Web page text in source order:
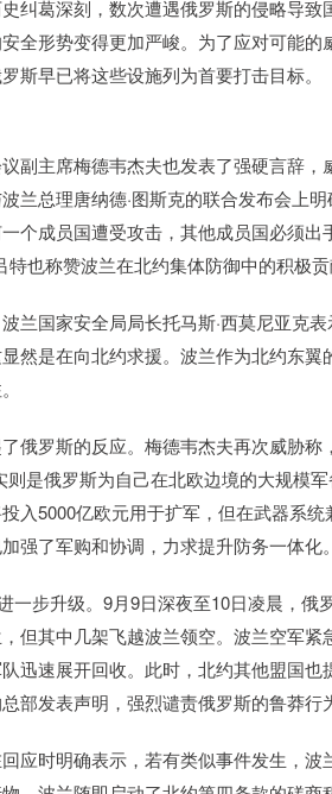
纠葛深刻，数次遭遇俄罗斯的侵略导
全形势变得更加严峻。为了应对可能
斯早已将这些设施列为首要打击目标。
副主席梅德韦杰夫也发表了强硬言辞
兰总理唐纳德·图斯克的联合发布会上
个成员国遭受攻击，其他成员国必须
也称赞波兰在北约集体防御中的积极贡
兰国家安全局局长托马斯·西莫尼亚克
然是在向北约求援。波兰作为北约东
俄罗斯的反应。梅德韦杰夫再次威胁
则是俄罗斯为自己在北欧边境的大规模
入5000亿欧元用于扩军，但在武器系
强了军购和协调，力求提升防务一体化。
一步升级。9月9日深夜至10日凌晨，
但其中几架飞越波兰领空。波兰空军
迅速展开回收。此时，北约其他盟国
部发表声明，强烈谴责俄罗斯的鲁莽行
应时明确表示，若有类似事件发生，